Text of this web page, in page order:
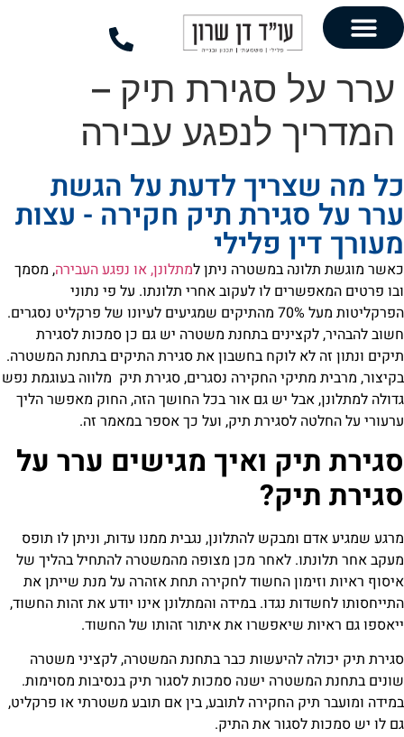
לתוכן
סגירת תיק –
לנפגע עבירה
לדעת על הגשת
תיק חקירה - עצות
פלילי
במשטרה ניתן למתלונן, או נפגע העבירה, מסמך
לו לעקוב אחרי תלונתו. על פי נתוני
הפרקליטות מעל 70% מהתיקים שמגיעים לעיונו של פרקליט נסגרים.
בתחנת משטרה יש גם כן סמכות לסגירת
לוקח בחשבון את סגירת התיקים בתחנת המשטרה.
החקירה נסגרים, סגירת תיק מלווה בעוגמת נפש
יש גם אור בכל החושך הזה, החוק מאפשר הליך
לסגירת תיק, ועל כך אספר במאמר זה.
ואיך מגישים ערר על
להתלונן, נגבית ממנו עדות, וניתן לו תופס
לאחר מכן מצופה מהמשטרה להתחיל בהליך של
החשוד לחקירה תחת אזהרה על מנת שייתן את
נגדו. במידה והמתלונן אינו יודע את זהות החשוד,
שיאפשרו את איתור זהותו של החשוד.
להיעשות כבר בתחנת המשטרה, לקציני משטרה
ישנה סמכות לסגור תיק בנסיבות מסוימות.
החקירה לתובע, בין אם תובע משטרתי או פרקליט,
את התיק.